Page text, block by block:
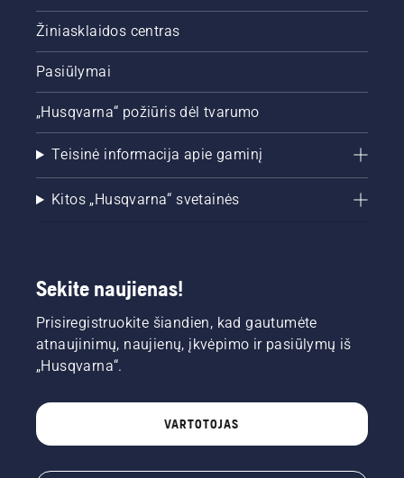
nuo
alyva
nurodys,
kad
veikia
Žiniasklaidos centras
Pasiūlymai
„Husqvarna“ požiūris dėl tvarumo
Teisinė informacija apie gaminį
Kitos „Husqvarna“ svetainės
Sekite naujienas!
Prisiregistruokite šiandien, kad gautumėte
atnaujinimų, naujienų, įkvėpimo ir pasiūlymų iš
„Husqvarna“.
VARTOTOJAS